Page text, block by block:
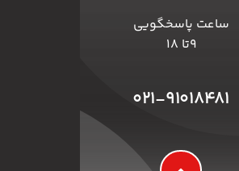
ساعت پاسخگویی
۹تا ۱۸
۰۲۱-۹۱۰۱۸۴۸۱